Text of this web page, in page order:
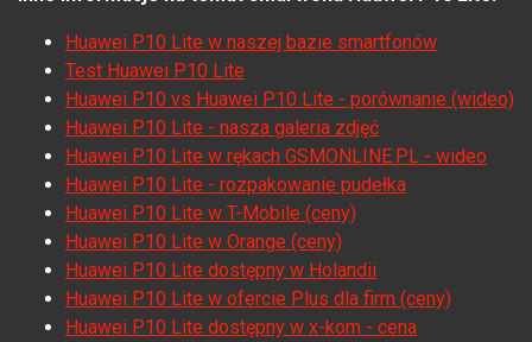
Huawei P10 Lite w naszej bazie smartfonów
Test Huawei P10 Lite
Huawei P10 vs Huawei P10 Lite - porównanie (wideo)
Huawei P10 Lite - nasza galeria zdjęć
Huawei P10 Lite w rękach GSMONLINE.PL - wideo
Huawei P10 Lite - rozpakowanie pudełka
Huawei P10 Lite w T-Mobile (ceny)
Huawei P10 Lite w Orange (ceny)
Huawei P10 Lite dostępny w Holandii
Huawei P10 Lite w ofercie Plus dla firm (ceny)
Huawei P10 Lite dostępny w x-kom - cena